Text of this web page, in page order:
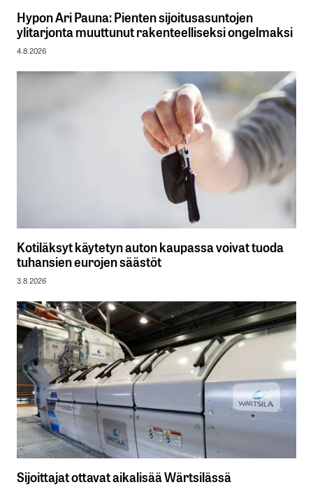
Hypon Ari Pauna: Pienten sijoitusasuntojen
ylitarjonta muuttunut rakenteelliseksi ongelmaksi
4.8.2026
Kotiläksyt käytetyn auton kaupassa voivat tuoda
tuhansien eurojen säästöt
3.8.2026
Sijoittajat ottavat aikalisää Wärtsilässä